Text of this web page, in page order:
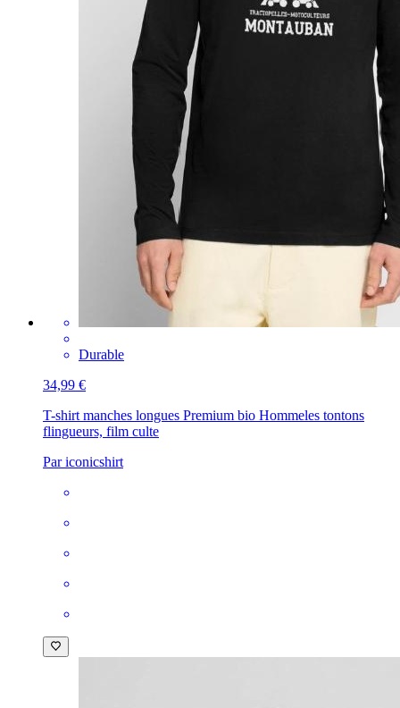
Durable
34,99 €
T-shirt manches longues Premium bio Hommeles tontons
flingueurs, film culte
Par iconicshirt